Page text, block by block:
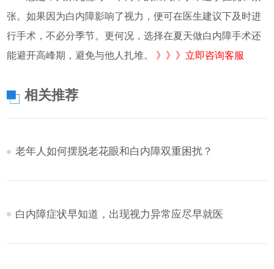
张。如果因为白内障影响了视力，便可在医生建议下及时进
行手术，不必分季节。更何况，选择在夏天做白内障手术还
能避开高峰期，避免与他人扎堆。 》》》立即咨询客服
相关推荐
老年人如何摆脱老花眼和白内障双重困扰？
白内障症状早知道，出现视力异常应尽早就医